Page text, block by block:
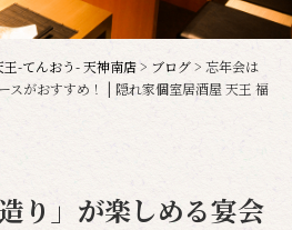
-てんおう- 天神南店> ブログ> 忘年会は
スがおすすめ！ | 隠れ家個室居酒屋 天王 福
り」が楽しめる宴会